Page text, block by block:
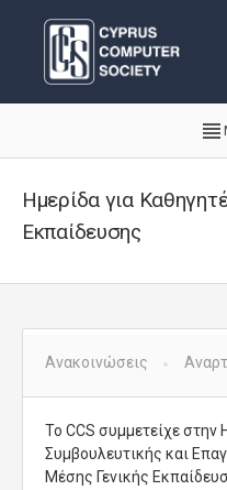
Ημερίδα για
Εκπαίδευσης
Ανακοινώσεις
Το CCS συμμετείχε στην
Συμβουλευτικής και
Μέσης Γενικής